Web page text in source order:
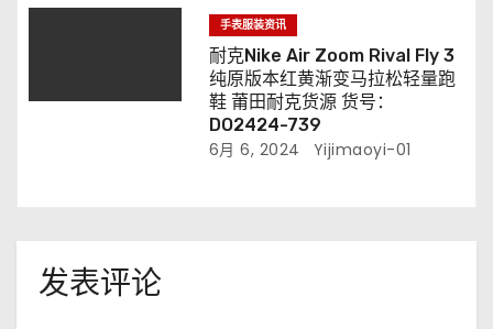
手表服装资讯
耐克Nike Air Zoom Rival Fly 3
纯原版本红黄渐变马拉松轻量跑
鞋 莆田耐克货源 货号：
DO2424-739
6月 6, 2024 Yijimaoyi-01
发表评论